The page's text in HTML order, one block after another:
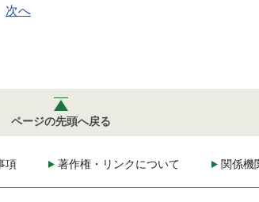
次へ
ページの先頭へ戻る
項 著作権・リンクについて 関係機